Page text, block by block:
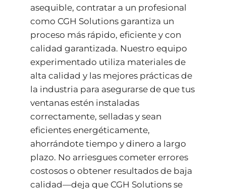
asequible, contratar a un profesional
como CGH Solutions garantiza un
proceso más rápido, eficiente y con
calidad garantizada. Nuestro equipo
experimentado utiliza materiales de
alta calidad y las mejores prácticas de
la industria para asegurarse de que tus
ventanas estén instaladas
correctamente, selladas y sean
eficientes energéticamente,
ahorrándote tiempo y dinero a largo
plazo. No arriesgues cometer errores
costosos o obtener resultados de baja
calidad—deja que CGH Solutions se